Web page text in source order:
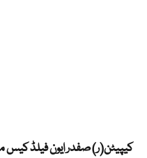
کیپیٹن(ر) صفدر ایون فیلڈ کیس